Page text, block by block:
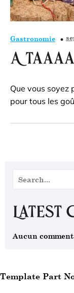
Gastronomie
A
Que vous soyez
pour tous les
Latest
Aucun
Template Part